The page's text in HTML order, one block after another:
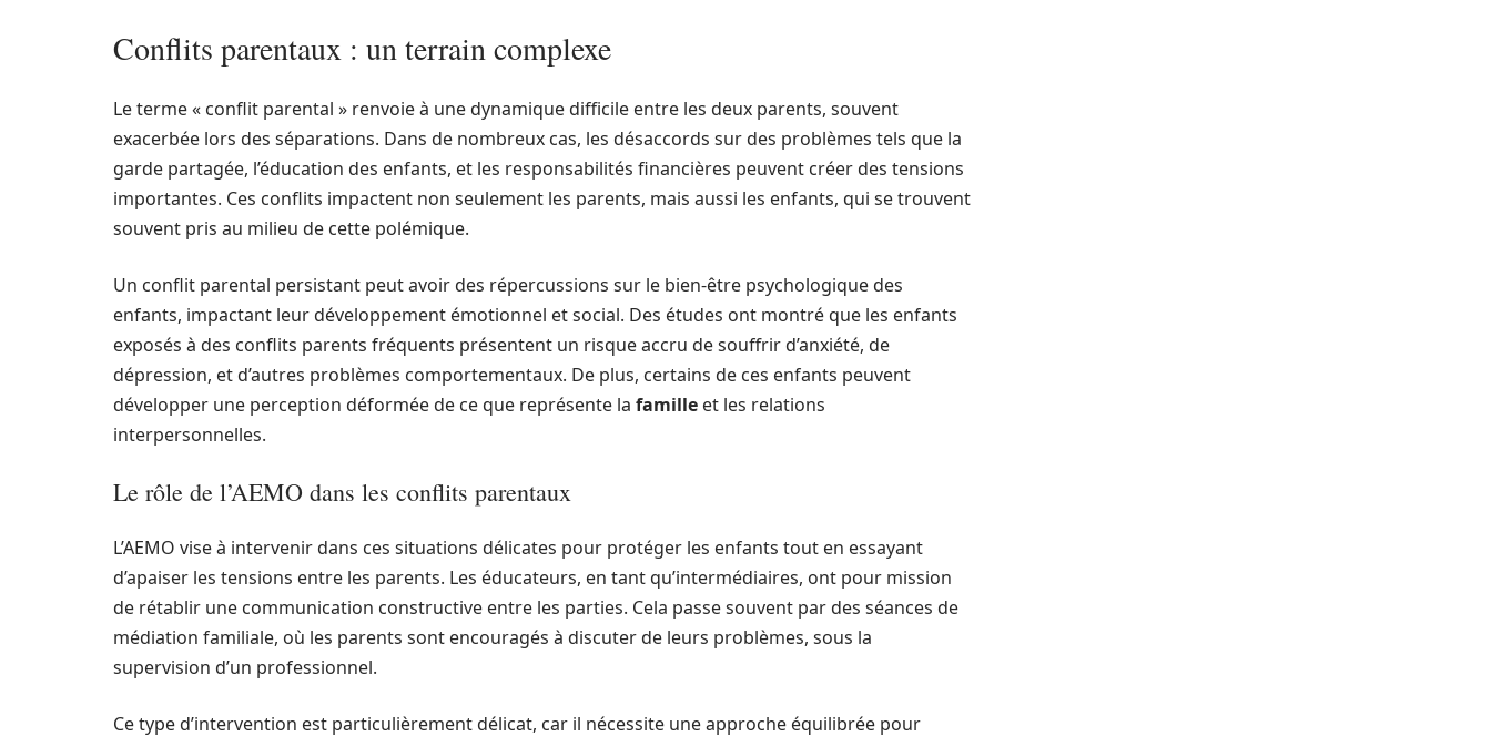
Conflits parentaux : un terrain complexe
Le terme « conflit parental » renvoie à une dynamique difficile entre les deux parents, souvent
exacerbée lors des séparations. Dans de nombreux cas, les désaccords sur des problèmes tels que la
garde partagée, l’éducation des enfants, et les responsabilités financières peuvent créer des tensions
importantes. Ces conflits impactent non seulement les parents, mais aussi les enfants, qui se trouvent
souvent pris au milieu de cette polémique.
Un conflit parental persistant peut avoir des répercussions sur le bien-être psychologique des
enfants, impactant leur développement émotionnel et social. Des études ont montré que les enfants
exposés à des conflits parents fréquents présentent un risque accru de souffrir d’anxiété, de
dépression, et d’autres problèmes comportementaux. De plus, certains de ces enfants peuvent
développer une perception déformée de ce que représente la famille et les relations
interpersonnelles.
Le rôle de l’AEMO dans les conflits parentaux
L’AEMO vise à intervenir dans ces situations délicates pour protéger les enfants tout en essayant
d’apaiser les tensions entre les parents. Les éducateurs, en tant qu’intermédiaires, ont pour mission
de rétablir une communication constructive entre les parties. Cela passe souvent par des séances de
médiation familiale, où les parents sont encouragés à discuter de leurs problèmes, sous la
supervision d’un professionnel.
Ce type d’intervention est particulièrement délicat, car il nécessite une approche équilibrée pour